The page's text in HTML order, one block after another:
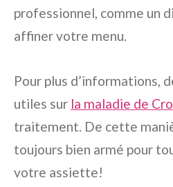
professionnel, comme un
affiner votre menu.
Pour plus d’informations,
utiles sur la maladie de
traitement. De cette
toujours bien armé pour
votre assiette!